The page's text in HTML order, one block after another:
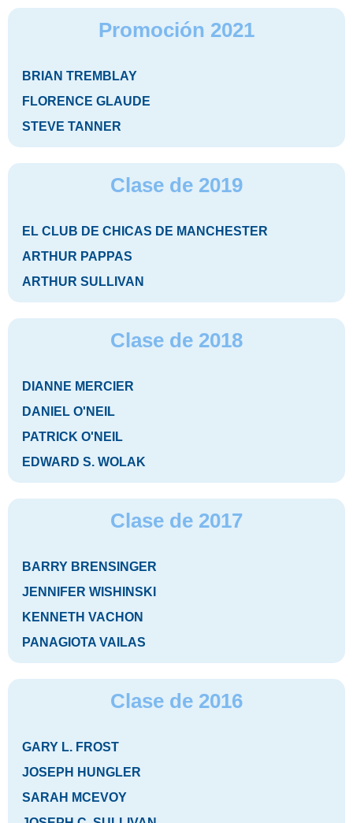
Promoción 2021
BRIAN TREMBLAY
FLORENCE GLAUDE
STEVE TANNER
Clase de 2019
EL CLUB DE CHICAS DE MANCHESTER
ARTHUR PAPPAS
ARTHUR SULLIVAN
Clase de 2018
DIANNE MERCIER
DANIEL O'NEIL
PATRICK O'NEIL
EDWARD S. WOLAK
Clase de 2017
BARRY BRENSINGER
JENNIFER WISHINSKI
KENNETH VACHON
PANAGIOTA VAILAS
Clase de 2016
GARY L. FROST
JOSEPH HUNGLER
SARAH MCEVOY